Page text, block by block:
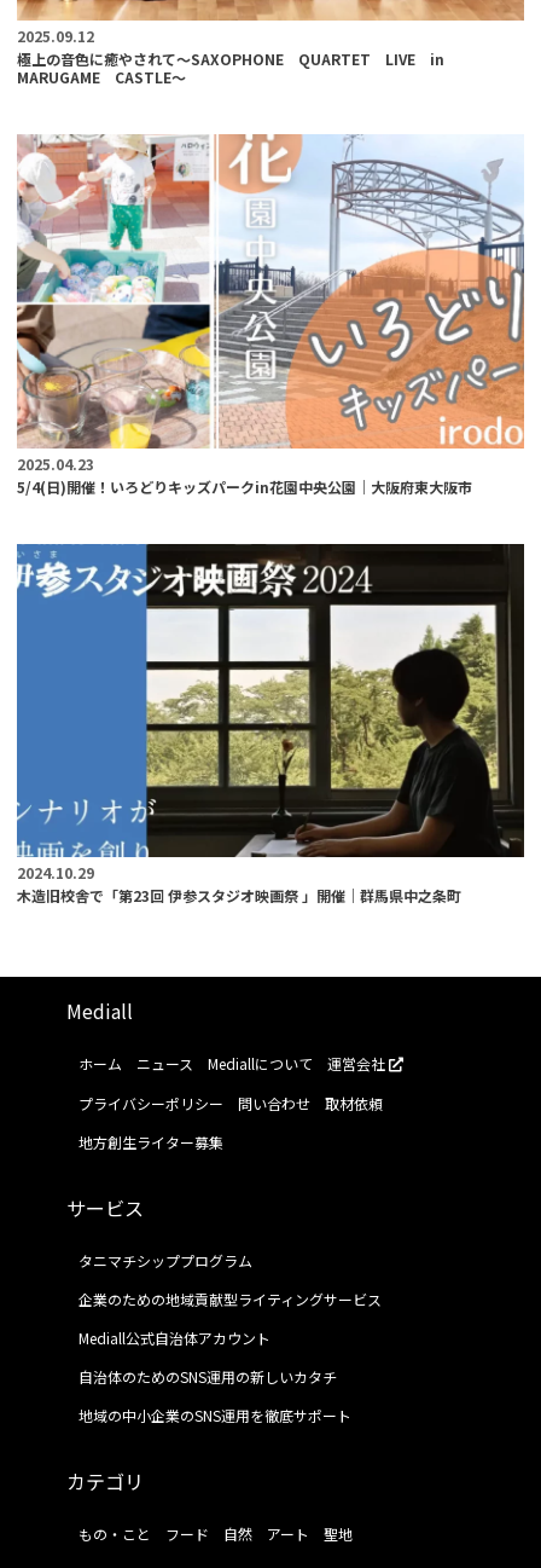
2025.09.12
極上の音色に癒やされて～SAXOPHONE QUARTET LIVE in
MARUGAME CASTLE～
2025.04.23
5/4(日)開催！いろどりキッズパークin花園中央公園｜大阪府東大阪市
2024.10.29
木造旧校舎で「第23回 伊参スタジオ映画祭 」開催｜群馬県中之条町
Mediall
ホーム ニュース Mediallについて
運営会社
プライバシーポリシー
問い合わせ
取材依頼
地方創生ライター募集
サービス
タニマチシッププログラム
企業のための地域貢献型ライティングサービス
Mediall公式自治体アカウント
自治体のためのSNS運用の新しいカタチ
地域の中小企業のSNS運用を徹底サポート
カテゴリ
もの・こと フード 自然 アート 聖地